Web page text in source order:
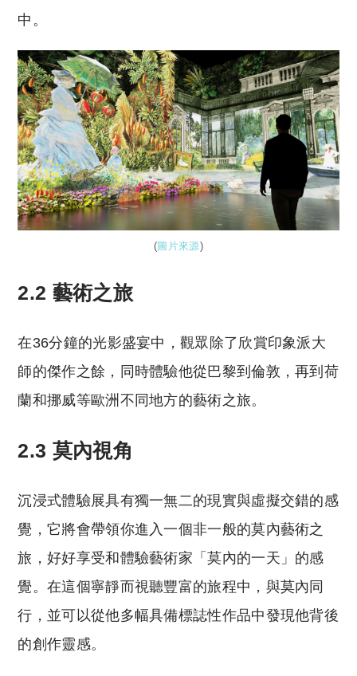
中。
(圖片來源)
2.2 藝術之旅
在36分鐘的光影盛宴中，觀眾除了欣賞印象派大
師的傑作之餘，同時體驗他從巴黎到倫敦，再到荷
蘭和挪威等歐洲不同地方的藝術之旅。
2.3 莫內視角
沉浸式體驗展具有獨一無二的現實與虛擬交錯的感
覺，它將會帶領你進入一個非一般的莫內藝術之
旅，好好享受和體驗藝術家「莫內的一天」的感
覺。在這個寧靜而視聽豐富的旅程中，與莫內同
行，並可以從他多幅具備標誌性作品中發現他背後
的創作靈感。